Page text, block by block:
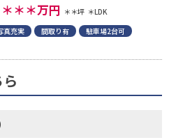
＊＊万円 ＊＊坪 ＊LDK
真充実
間取り有 駐車場2台可